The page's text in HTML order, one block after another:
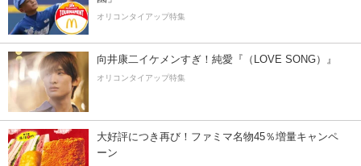
オリコンタイアップ特集
向井康二イケメンすぎ！純愛『（LOVE SONG）』
オリコンタイアップ特集
大好評につき再び！ファミマ名物45％増量キャンペ
ーン